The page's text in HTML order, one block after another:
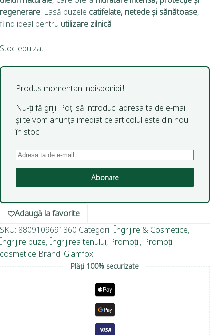
regenerare. Lasă buzele catifelate, netede și sănătoase,
fiind ideal pentru utilizare zilnică.
Stoc epuizat
Produs momentan indisponibil!
Nu-ți fă griji! Poți să introduci adresa ta de e-mail
și te vom anunța imediat ce articolul este din nou
în stoc.
Abonare
Adaugă la favorite
SKU: 8809109691360 Categorii: Îngrijire & Cosmetice,
Îngrijire buze, Îngrijirea tenului, Promoții, Promoții
cosmetice Brand: Glamfox
Plăți 100% securizate